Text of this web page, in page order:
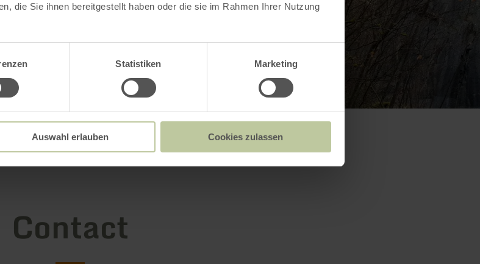
die Sie ihnen bereitgestellt haben oder die sie im Rahmen Ihrer Nutzung
Statistiken Marketing
Auswahl erlauben Cookies zulassen
Ouvrir la galerie
Contact